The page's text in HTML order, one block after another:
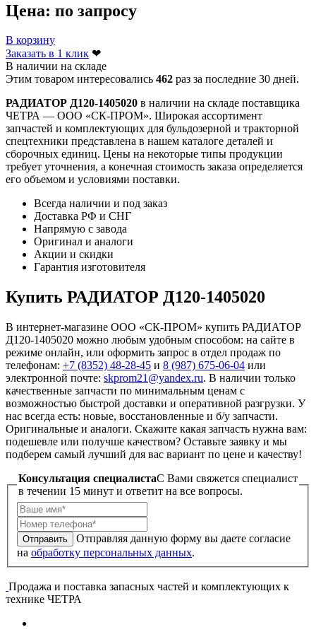
Цена: по запросу
В корзину
Заказать в 1 клик ❤
В наличии на складе
Этим товаром интересовались 462 раз за последние 30 дней.
РАДИАТОР Д120-1405020 в наличии на складе поставщика
ЧЕТРА — ООО «СК-ПРОМ». Широкая ассортимент
запчастей и комплектующих для бульдозерной и тракторной
спецтехники представлена в нашем каталоге деталей и
сборочных единиц. Цены на некоторые типы продукции
требует уточнения, а конечная стоимость заказа определяется
его объемом и условиями поставки.
Всегда наличии и под заказ
Доставка РФ и СНГ
Напрямую с завода
Оригинал и аналоги
Акции и скидки
Гарантия изготовителя
Купить РАДИАТОР Д120-1405020
В интернет-магазине ООО «СК-ПРОМ» купить РАДИАТОР
Д120-1405020 можно любым удобным способом: на сайте в
режиме онлайн, или оформить запрос в отдел продаж по
телефонам: +7 (8352) 48-28-45 и 8 (987) 675-06-04 или
электронной почте: skprom21@yandex.ru. В наличии только
качественные запчасти по минимальным ценам с
возможностью быстрой доставки и оперативной разгрузки. У
нас всегда есть: новые, восстановленные и б/у запчасти.
Оригинальные и аналоги. Скажите какая запчасть нужна вам:
подешевле или получше качеством? Оставьте заявку и мы
подберем самый лучший для вас вариант по цене и качеству!
Консультация специалистаC Вами свяжется специалист
в течении 15 минут и ответит на все вопросы.
Отправить
Отправляя данную форму вы даете согласие
на обработку персональных данных.
Продажа и поставка запасных частей и комплектующих к
технике ЧЕТРА